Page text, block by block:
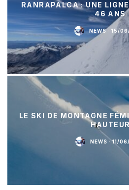
RANRAPALCA : UNE
46 ANS
NEWS · 15/
LE SKI DE MONTAGNE
HAUTEUR
NEWS · 11/